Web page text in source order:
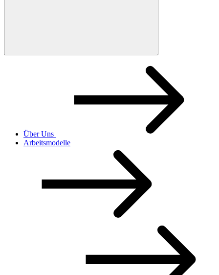
Über Uns
Arbeitsmodelle